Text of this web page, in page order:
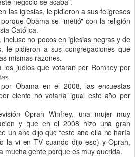
negocio se acaba".
las iglesias, le pidieron a sus feligreses
Obama se "metió" con la religión
Católica.
incluso no pocos en iglesias negras y de
le pidieron a sus congregaciones que
mismas razones.
los judíos que votaran por Romney por
Obama en el 2008, las encuestas
ciento no votaría igual este año por
Oprah Winfrey, una mujer muy
y que en el 2008 hizo una gran
un año dijo que "este año ella no haría
la vi en TV cuando dijo eso) y Oprah,
mucha gente porque es muy querida.